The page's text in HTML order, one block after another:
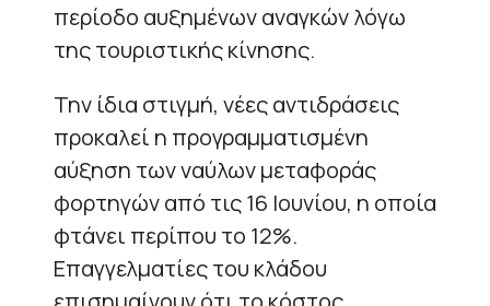
περίοδο αυξημένων αναγκών λόγω
της τουριστικής κίνησης.
Την ίδια στιγμή, νέες αντιδράσεις
προκαλεί η προγραμματισμένη
αύξηση των ναύλων μεταφοράς
φορτηγών από τις 16 Ιουνίου, η οποία
φτάνει περίπου το 12%.
Επαγγελματίες του κλάδου